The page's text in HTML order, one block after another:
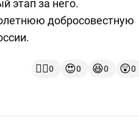
этап за него.
добросовестную
👍🏻0 😍0 😆0 😲0